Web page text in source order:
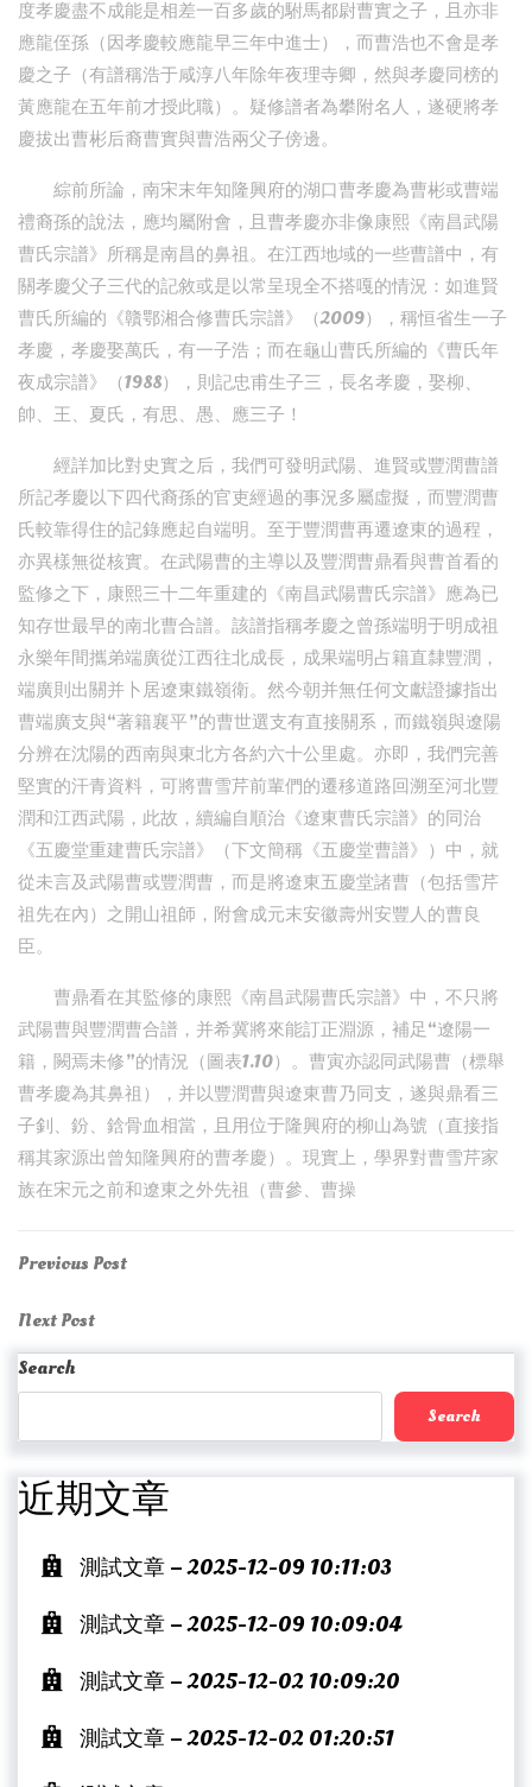
度孝慶盡不成能是相差一百多歲的駙馬都尉曹實之子，且亦非
應龍侄孫（因孝慶較應龍早三年中進士），而曹浩也不會是孝
慶之子（有譜稱浩于咸淳八年除年夜理寺卿，然與孝慶同榜的
黃應龍在五年前才授此職）。疑修譜者為攀附名人，遂硬將孝
慶拔出曹彬后裔曹實與曹浩兩父子傍邊。
綜前所論，南宋末年知隆興府的湖口曹孝慶為曹彬或曹端
禮裔孫的說法，應均屬附會，且曹孝慶亦非像康熙《南昌武陽
曹氏宗譜》所稱是南昌的鼻祖。在江西地域的一些曹譜中，有
關孝慶父子三代的記敘或是以常呈現全不搭嘎的情況：如進賢
曹氏所編的《贛鄂湘合修曹氏宗譜》（2009），稱恒省生一子
孝慶，孝慶娶萬氏，有一子浩；而在龜山曹氏所編的《曹氏年
夜成宗譜》（1988），則記忠甫生子三，長名孝慶，娶柳、
帥、王、夏氏，有思、愚、應三子！
經詳加比對史實之后，我們可發明武陽、進賢或豐潤曹譜
所記孝慶以下四代裔孫的官吏經過的事況多屬虛擬，而豐潤曹
氏較靠得住的記錄應起自端明。至于豐潤曹再遷遼東的過程，
亦異樣無從核實。在武陽曹的主導以及豐潤曹鼎看與曹首看的
監修之下，康熙三十二年重建的《南昌武陽曹氏宗譜》應為已
知存世最早的南北曹合譜。該譜指稱孝慶之曾孫端明于明成祖
永樂年間攜弟端廣從江西往北成長，成果端明占籍直隸豐潤，
端廣則出關并卜居遼東鐵嶺衛。然今朝并無任何文獻證據指出
曹端廣支與“著籍襄平”的曹世選支有直接關系，而鐵嶺與遼陽
分辨在沈陽的西南與東北方各約六十公里處。亦即，我們完善
堅實的汗青資料，可將曹雪芹前輩們的遷移道路回溯至河北豐
潤和江西武陽，此故，續編自順治《遼東曹氏宗譜》的同治
《五慶堂重建曹氏宗譜》（下文簡稱《五慶堂曹譜》）中，就
從未言及武陽曹或豐潤曹，而是將遼東五慶堂諸曹（包括雪芹
祖先在內）之開山祖師，附會成元末安徽壽州安豐人的曹良
臣。
曹鼎看在其監修的康熙《南昌武陽曹氏宗譜》中，不只將
武陽曹與豐潤曹合譜，并希冀將來能訂正淵源，補足“遼陽一
籍，闕焉未修”的情況（圖表1.10）。曹寅亦認同武陽曹（標舉
曹孝慶為其鼻祖），并以豐潤曹與遼東曹乃同支，遂與鼎看三
子釗、鈖、鋡骨血相當，且用位于隆興府的柳山為號（直接指
稱其家源出曾知隆興府的曹孝慶）。現實上，學界對曹雪芹家
族在宋元之前和遼東之外先祖（曹參、曹操
Post
navigation
Previous
Previous Post
Next
Post
Next Post
Search
Search
近期文章
測試文章 – 2025-12-09 10:11:03
測試文章 – 2025-12-09 10:09:04
測試文章 – 2025-12-02 10:09:20
測試文章 – 2025-12-02 01:20:51